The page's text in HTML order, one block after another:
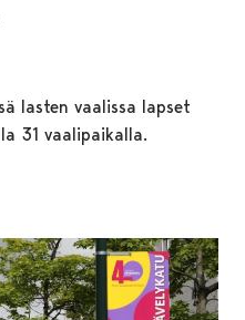
lasten vaalissa lapset
31 vaalipaikalla.